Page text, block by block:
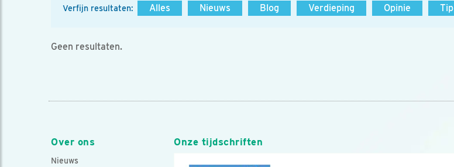
Verfijn resultaten: Alles Nieuws Blog Verdieping Opinie Tip
Geen resultaten.
Over ons
Nieuws
Onze tijdschriften